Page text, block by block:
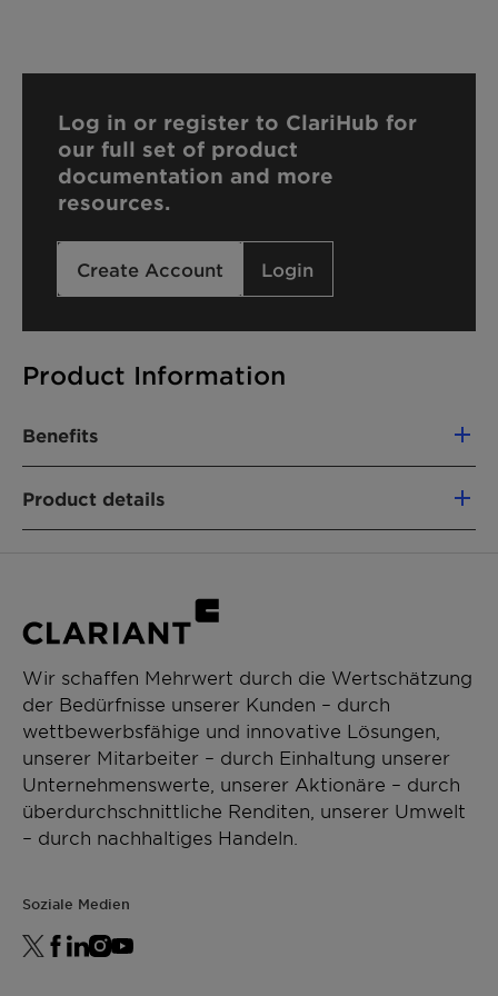
Product Information
Benefits
properties of the paint
-Hazard label-free
-Suitable for ecolabels
-50% active content
Product details
ANWENDUNGEN
Mineral paints
Waterborne paints
Log in or register to ClariHub for
our full set of product
documentation and more
resources.
Create Account Login
Wir schaffen Mehrwert durch die Wertschätzung
der Bedürfnisse unserer Kunden – durch
wettbewerbsfähige und innovative Lösungen,
unserer Mitarbeiter – durch Einhaltung unserer
Unternehmenswerte, unserer Aktionäre – durch
überdurchschnittliche Renditen, unserer Umwelt
– durch nachhaltiges Handeln.
Soziale Medien